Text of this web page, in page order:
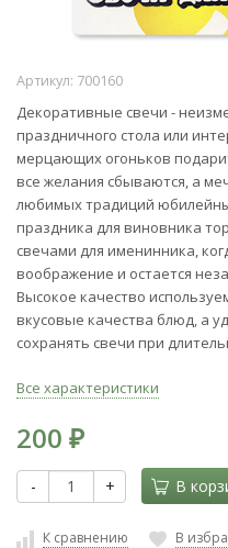
Артикул: 700160
Декоративные свечи -
праздничного стола или
мерцающих огоньков
все желания сбываются, а
любимых традиций
праздника для виновника
свечами для именинника,
воображение и остается
Высокое качество
вкусовые качества блюд, а
сохранять свечи при
Все характеристики
200 ₽
- + В
К сравнению В